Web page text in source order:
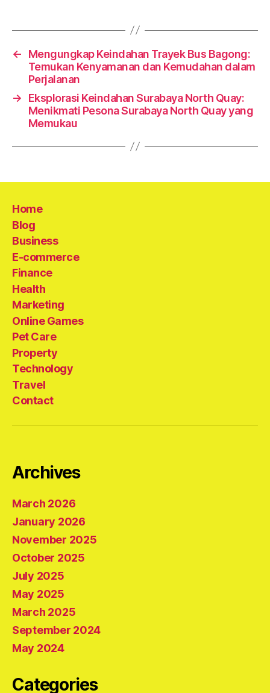
←
Mengungkap Keindahan Trayek Bus Bagong:
Temukan Kenyamanan dan Kemudahan dalam
Perjalanan
→
Eksplorasi Keindahan Surabaya North Quay:
Menikmati Pesona Surabaya North Quay yang
Memukau
Home
Blog
Business
E-commerce
Finance
Health
Marketing
Online Games
Pet Care
Property
Technology
Travel
Contact
Archives
March 2026
January 2026
November 2025
October 2025
July 2025
May 2025
March 2025
September 2024
May 2024
Categories